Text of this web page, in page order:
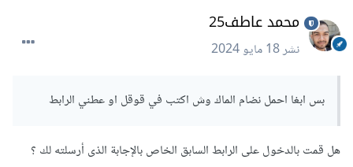
محمد عاطف25
نشر18 مايو 2024
بس ابغا احمل نضام الماك وش اكتب في قوقل او عطني الرابط
هل قمت بالدخول على الرابط السابق الخاص بالإجابة الذى أرسلته لك ؟